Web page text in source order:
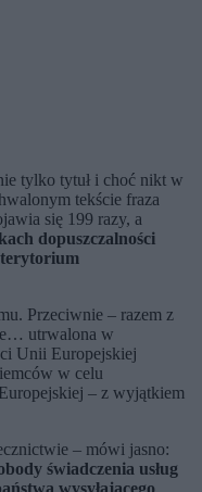
tylko tytuł i choć nikt w
tekście fraza
się 199 razy, a
dopuszczalności
Przeciwnie – razem z
utrwalona w
Unii Europejskiej
w celu
– z wyjątkiem
– mówi jasno:
świadczenia usług
wysyłającego.